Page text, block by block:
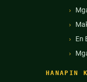
En
HANAPIN